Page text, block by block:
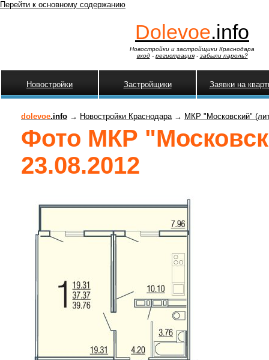
Перейти к основному содержанию
Dolevoe.info
Новостройки и застройщики Краснодара
вход- регистрация- забыли пароль?
Новостройки Застройщики Заявки на
dolevoe.info → Новостройки Краснодара→ МКР "Московский"
Фото МКР
23.08.2012